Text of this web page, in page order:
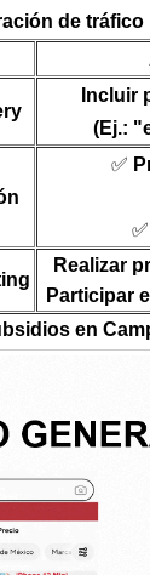
de tráfico
Incluir
(Ej.:
✅
✅
Realizar
Participar
en